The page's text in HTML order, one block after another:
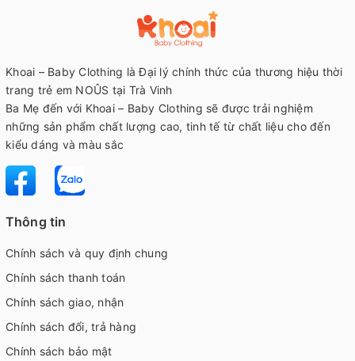
Khoai – Baby Clothing là Đại lý chính thức của thương hiệu thời
trang trẻ em NOÛS tại Trà Vinh
Ba Mẹ đến với Khoai – Baby Clothing sẽ được trải nghiệm
những sản phẩm chất lượng cao, tinh tế từ chất liệu cho đến
kiểu dáng và màu sắc
Thông tin
Chính sách và quy định chung
Chính sách thanh toán
Chính sách giao, nhận
Chính sách đổi, trả hàng
Chính sách bảo mật